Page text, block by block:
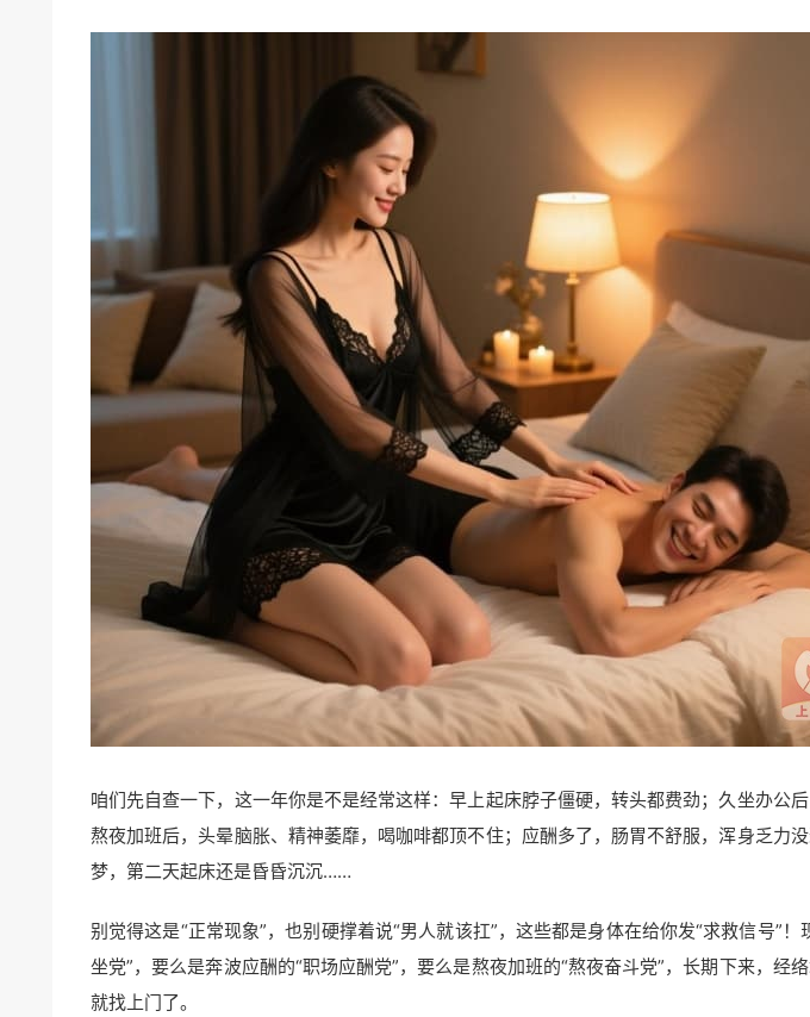
咱们先自查一下，这一年你是不是经常这样：早上起床脖子僵硬，转头都费劲；久坐办公
熬夜加班后，头晕脑胀、精神萎靡，喝咖啡都顶不住；应酬多了，肠胃不舒服，浑身乏力
梦，第二天起床还是昏昏沉沉……
别觉得这是“正常现象”，也别硬撑着说“男人就该扛”，这些都是身体在给你发“求救信号”
坐党”，要么是奔波应酬的“职场应酬党”，要么是熬夜加班的“熬夜奋斗党”，长期下来，经
就找上门了。